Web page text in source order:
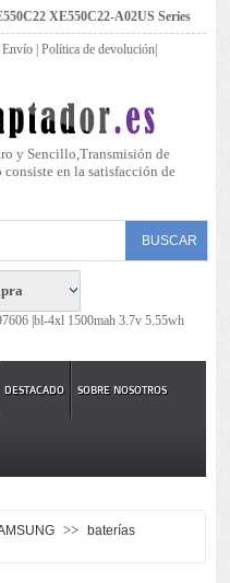
XE550C22-A02US Series
Envío |Política de devolución
y Sencillo,Transmisión de
en la satisfacción de
|bl-4xl 1500mah 3.7v 5.55wh
DESTACADO SOBRE NOSOTROS
>>
baterías